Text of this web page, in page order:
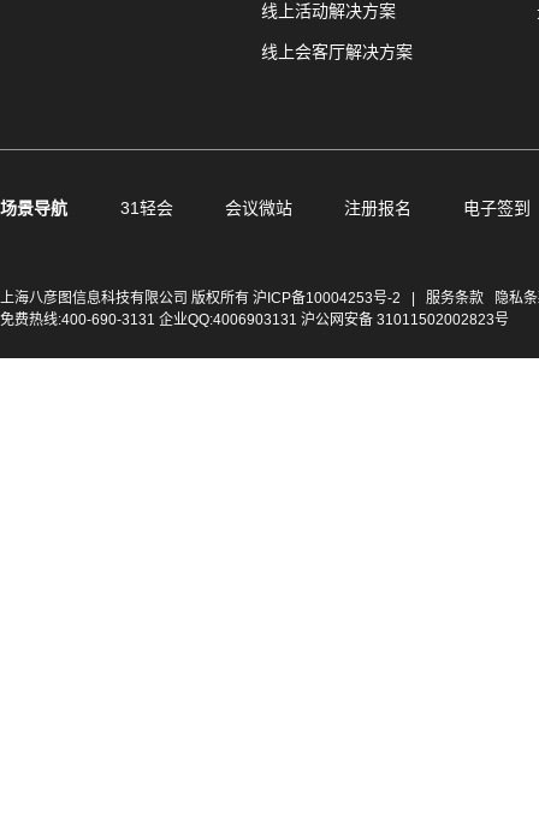
线上活动解决方案
线上会客厅解决方案
场景导航 31轻会 会议微站 注册报名 电子签到
上海八彦图信息科技有限公司 版权所有 沪ICP备10004253号-2 服务条款
隐私
免费热线:400-690-3131 企业QQ:4006903131 沪公网安备 31011502002823号